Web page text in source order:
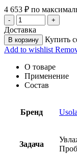
4 653 ₽ по
Доставка
В корзину
Купить
Add to wishlist
О товаре
Применение
Состав
Бренд
Задача